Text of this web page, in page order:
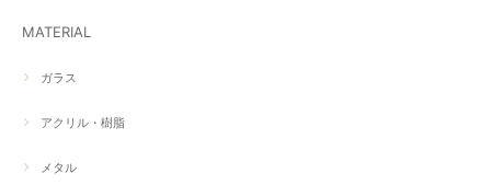
MATERIAL
ガラス
アクリル・樹脂
メタル